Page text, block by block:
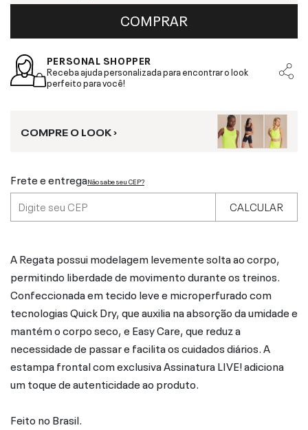
COMPRAR
PERSONAL SHOPPER
Receba ajuda personalizada para encontrar o look
perfeito para você!
COMPRE O LOOK ›
Frete e entregaNão sabe seu CEP?
CALCULAR
A Regata possui modelagem levemente solta ao corpo,
permitindo liberdade de movimento durante os treinos.
Confeccionada em tecido leve e microperfurado com
tecnologias Quick Dry, que auxilia na absorção da umidade e
mantém o corpo seco, e Easy Care, que reduz a
necessidade de passar e facilita os cuidados diários. A
estampa frontal com exclusiva Assinatura LIVE! adiciona
um toque de autenticidade ao produto.
Feito no Brasil.